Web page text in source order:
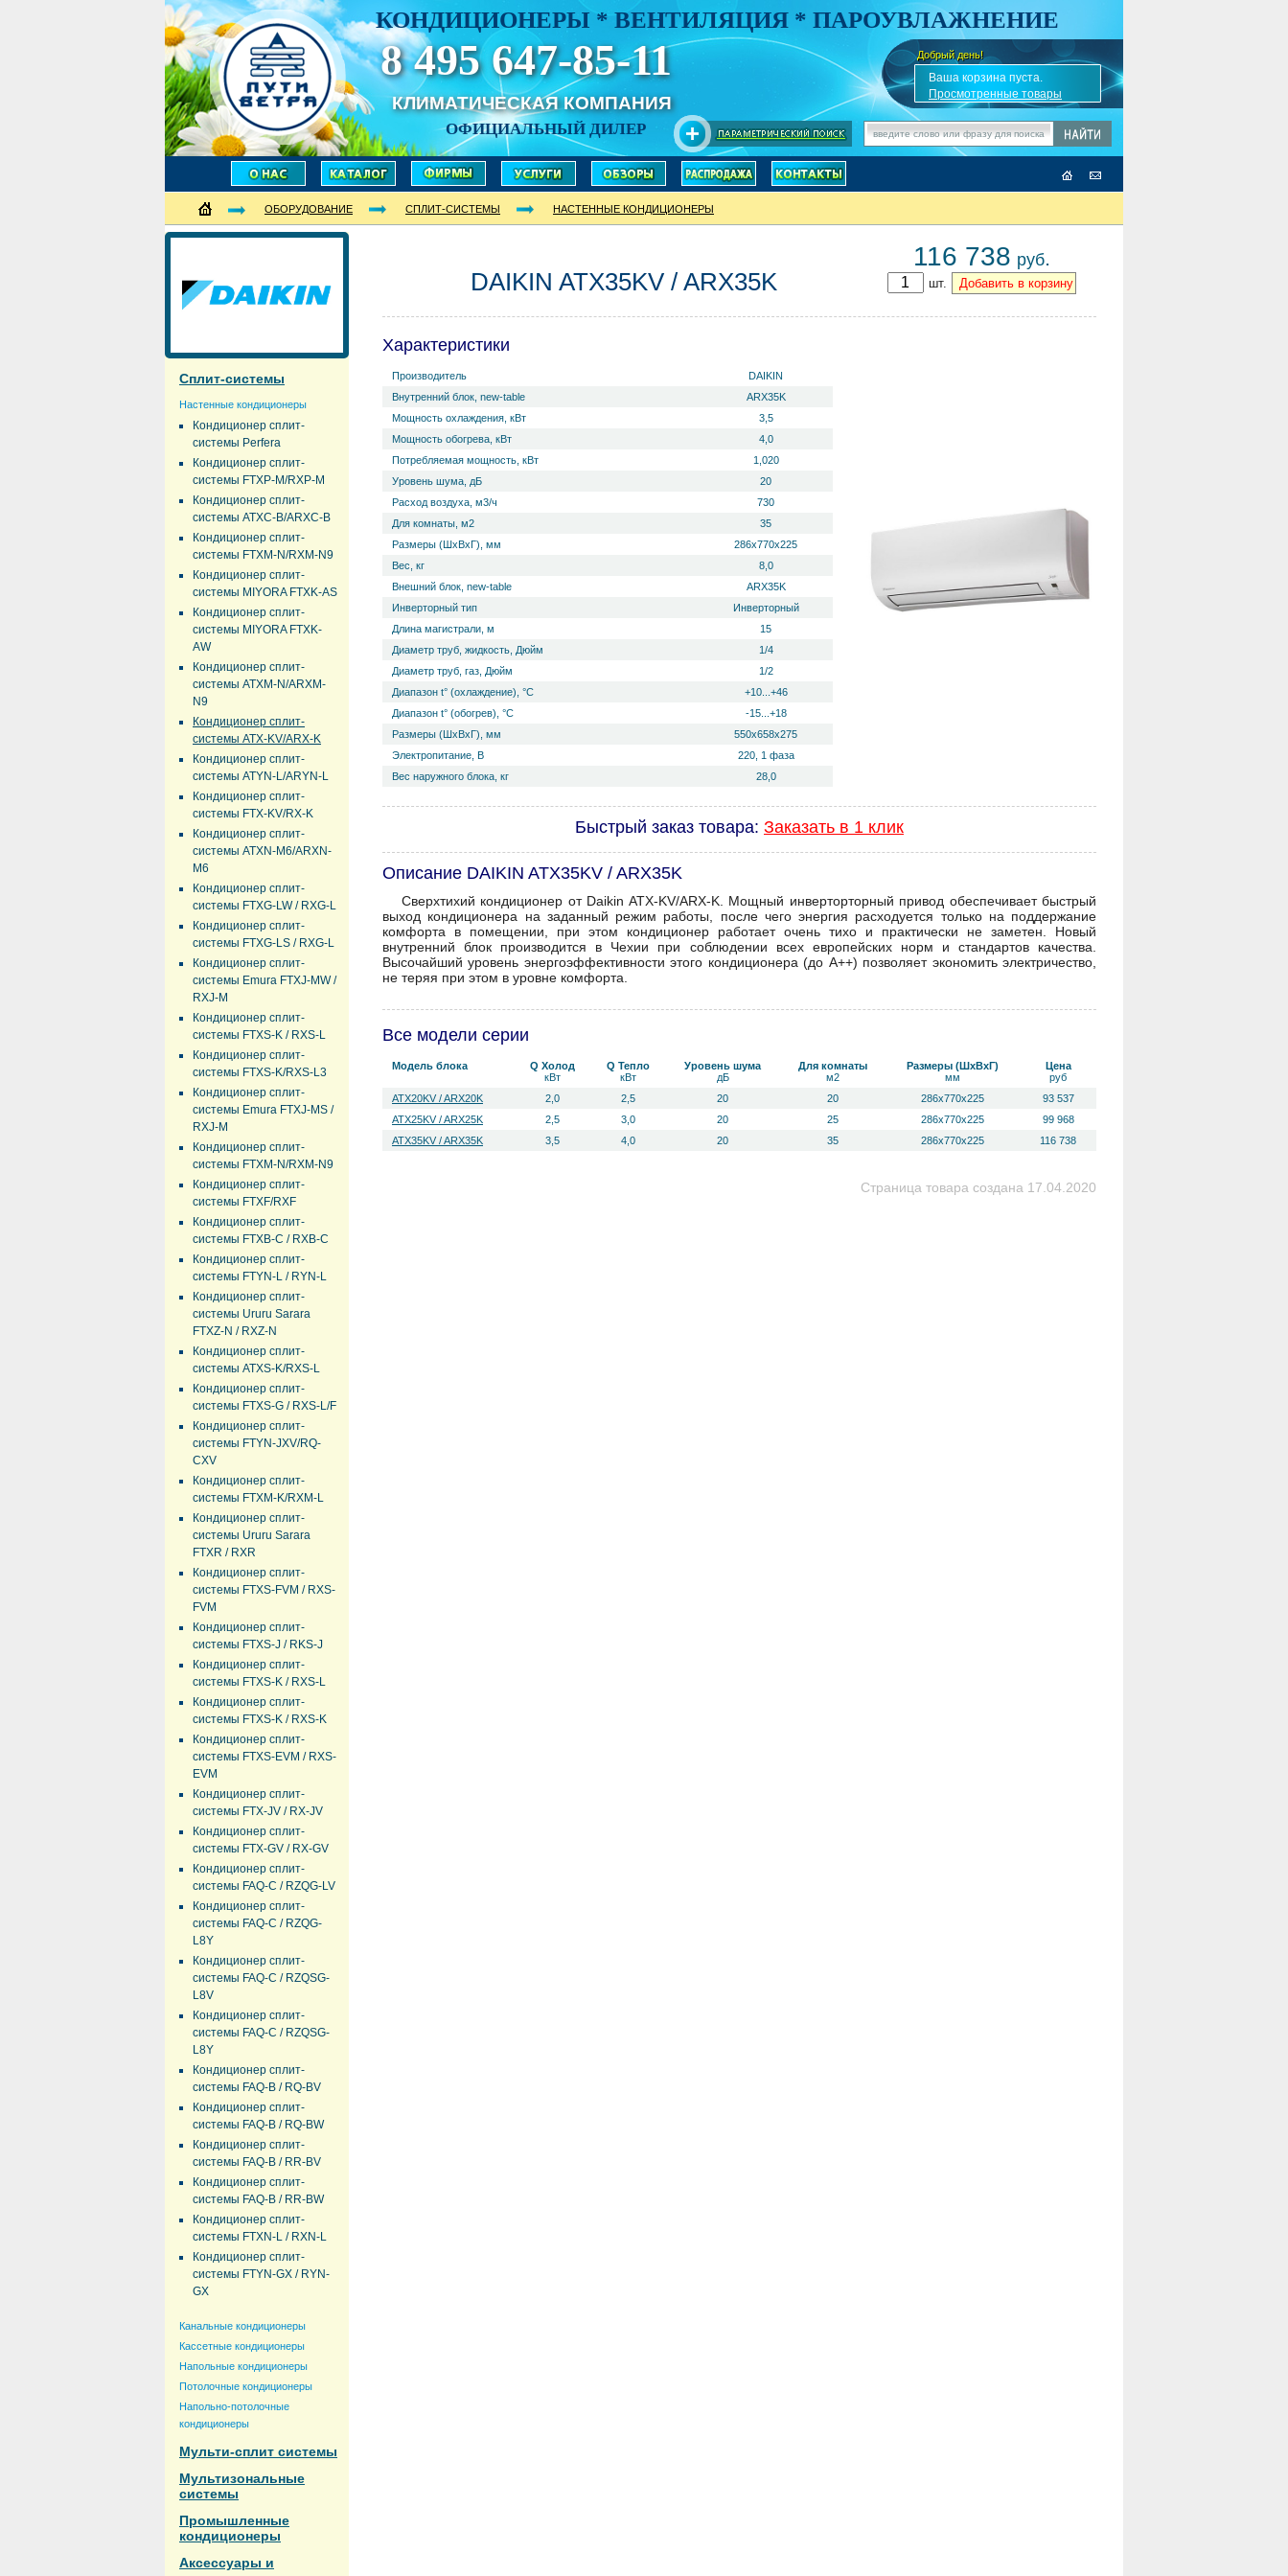
КОНДИЦИОНЕРЫ * ВЕНТИЛЯЦИЯ * ПАРОУВЛАЖНЕНИЕ
8 495 647-85-11
КЛИМАТИЧЕСКАЯ КОМПАНИЯ
ОФИЦИАЛЬНЫЙ ДИЛЕР
Добрый день!
✎Ваша корзина пуста.
Просмотренные товары
ОБОРУДОВАНИЕ СПЛИТ-СИСТЕМЫ НАСТЕННЫЕ КОНДИЦИОНЕРЫ
Сплит-системы
Настенные кондиционеры
Кондиционер сплит-
системы Perfera
Кондиционер сплит-
системы FTXP-M/RXP-M
Кондиционер сплит-
системы ATXC-B/ARXC-B
Кондиционер сплит-
системы FTXM-N/RXM-N9
Кондиционер сплит-
системы MIYORA FTXK-AS
Кондиционер сплит-
системы MIYORA FTXK-
AW
Кондиционер сплит-
системы ATXM-N/ARXM-
N9
Кондиционер сплит-
системы ATX-KV/ARX-K
Кондиционер сплит-
системы ATYN-L/ARYN-L
Кондиционер сплит-
системы FTX-KV/RX-K
Кондиционер сплит-
системы ATXN-M6/ARXN-
M6
Кондиционер сплит-
системы FTXG-LW / RXG-L
Кондиционер сплит-
системы FTXG-LS / RXG-L
Кондиционер сплит-
системы Emura FTXJ-MW /
RXJ-M
Кондиционер сплит-
системы FTXS-K / RXS-L
Кондиционер сплит-
системы FTXS-K/RXS-L3
Кондиционер сплит-
системы Emura FTXJ-MS /
RXJ-M
Кондиционер сплит-
системы FTXM-N/RXM-N9
Кондиционер сплит-
системы FTXF/RXF
Кондиционер сплит-
системы FTXB-C / RXB-C
Кондиционер сплит-
системы FTYN-L / RYN-L
Кондиционер сплит-
системы Ururu Sarara
FTXZ-N / RXZ-N
Кондиционер сплит-
системы ATXS-K/RXS-L
Кондиционер сплит-
системы FTXS-G / RXS-L/F
Кондиционер сплит-
системы FTYN-JXV/RQ-
CXV
Кондиционер сплит-
системы FTXM-K/RXM-L
Кондиционер сплит-
системы Ururu Sarara
FTXR / RXR
Кондиционер сплит-
системы FTXS-FVM / RXS-
FVM
Кондиционер сплит-
системы FTXS-J / RKS-J
Кондиционер сплит-
системы FTXS-K / RXS-L
Кондиционер сплит-
системы FTXS-K / RXS-K
Кондиционер сплит-
системы FTXS-EVM / RXS-
EVM
Кондиционер сплит-
системы FTX-JV / RX-JV
Кондиционер сплит-
системы FTX-GV / RX-GV
Кондиционер сплит-
системы FAQ-C / RZQG-LV
Кондиционер сплит-
системы FAQ-C / RZQG-
L8Y
Кондиционер сплит-
системы FAQ-C / RZQSG-
L8V
Кондиционер сплит-
системы FAQ-C / RZQSG-
L8Y
Кондиционер сплит-
системы FAQ-B / RQ-BV
Кондиционер сплит-
системы FAQ-B / RQ-BW
Кондиционер сплит-
системы FAQ-B / RR-BV
Кондиционер сплит-
системы FAQ-B / RR-BW
Кондиционер сплит-
системы FTXN-L / RXN-L
Кондиционер сплит-
системы FTYN-GX / RYN-
GX
Канальные кондиционеры
Кассетные кондиционеры
Напольные кондиционеры
Потолочные кондиционеры
Напольно-потолочные
кондиционеры
Мульти-сплит системы
Мультизональные
системы
Промышленные
кондиционеры
Аксессуары и
DAIKIN ATX35KV / ARX35K
116 738 руб.
шт.
Характеристики
Производитель
DAIKIN
Внутренний блок, new-table
ARX35K
Мощность охлаждения, кВт
3,5
Мощность обогрева, кВт
4,0
Потребляемая мощность, кВт
1,020
Уровень ш­ума, дБ
20
Расход воздуха, м3/ч
730
Для комнаты, м2
35
Размеры (ШхВхГ), мм
286x770x225
Вес, кг
8,0
Внешний блок, new-table
ARX35K
Инверторный тип
Инверторный
Длина магистрали, м
15
Диаметр труб, жидкость, Дюйм
1/4
Диаметр труб, газ, Дюйм
1/2
Диапазон t° (охлаждение), °С
+10...+46
Диапазон t° (обогрев), °С
-15...+18
Размеры (ШхВхГ), мм
550x658x275
Электропитание, В
220, 1 фаза
Вес наружного блока, кг
28,0
Быстрый заказ товара: Заказать в 1 клик
Описание DAIKIN ATX35KV / ARX35K
Сверхтихий кондиционер от Daikin ATX-KV/ARX-K. Мощный инверторторный привод обеспечивает быстрый
выход кондиционера на заданный режим работы, после чего энергия расходуется только на поддержание
комфорта в помещении, при этом кондиционер работает очень тихо и практически не заметен. Новый
внутренний блок производится в Чехии при соблюдении всех европейских норм и стандартов качества.
Высочайший уровень энергоэффективности этого кондиционера (до А++) позволяет экономить электричество,
не теряя при этом в уровне комфорта.
Все модели серии
Модель блока
Q Холод
кВт
Q Тепло
кВт
Уровень ш­ума
дБ
Для комнаты
м2
Размеры (ШхВхГ)
мм
Цена
руб
ATX20KV / ARX20K
2,0 2,5 20 20 286x770x225
93 537
ATX25KV / ARX25K
2,5 3,0 20 25 286x770x225
99 968
ATX35KV / ARX35K
3,5 4,0 20 35 286x770x225 116 738
Страница товара создана 17.04.2020